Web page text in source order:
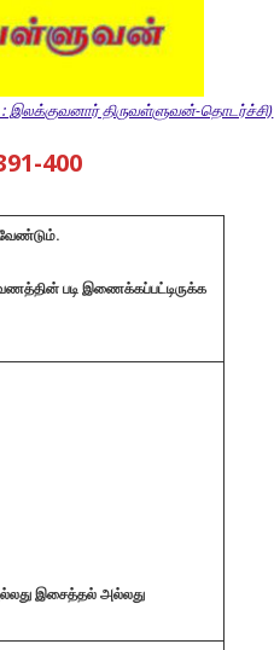
திருவள்ளுவன்-தொடர்ச்சி)
400
படி இணைக்கப்பட்டிருக்க
இசைத்தல் அல்லது